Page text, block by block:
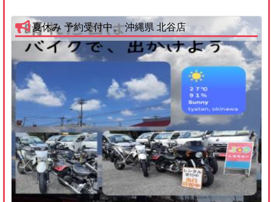
夏休み 予約受付中。 沖縄県 北谷店